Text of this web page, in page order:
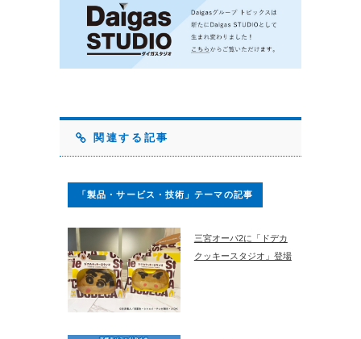
関連する記事
「製品・サービス・技術」テーマの記事
三宮オーパ2に「ドデカ
クッキースタジオ」登場